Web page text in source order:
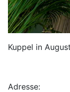
Kuppel in
Adresse: